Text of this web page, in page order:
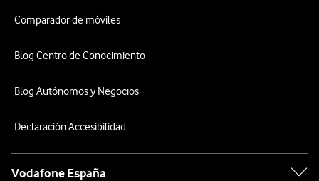
Comparador de móviles
Blog Centro de Conocimiento
Blog Autónomos y Negocios
Declaración Accesibilidad
Vodafone España